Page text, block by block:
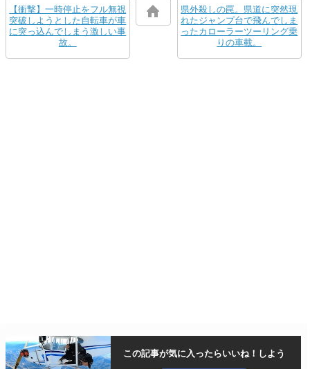
【衝撃】一時停止をフル無視
突破しようとした自転車が車
に突っ込んでしまう激しい事
故。
県外殺しの罠。県道に突然現
れたジャンプ台で飛んでしま
ったカローラーツーリング乗
りの車載。
この記事が気に入ったらいいね！しよう